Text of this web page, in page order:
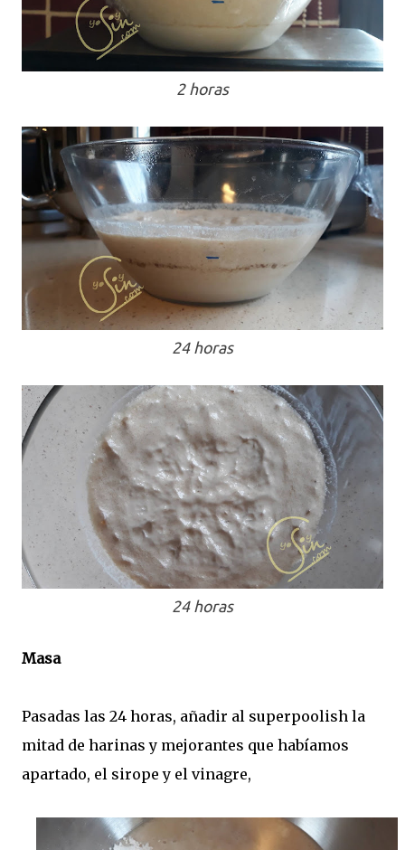
2 horas
24 horas
24 horas
Masa
Pasadas las 24 horas, añadir al superpoolish la
mitad de harinas y mejorantes que habíamos
apartado, el sirope y el vinagre,